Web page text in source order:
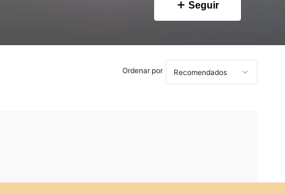
Seguir
Ordenar por